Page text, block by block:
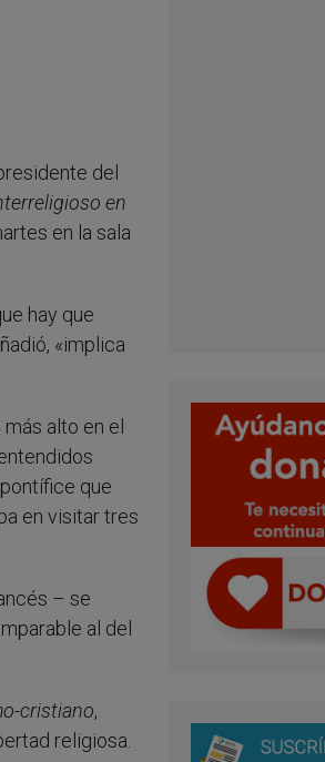
del
en
en la sala
hay que
«implica
alto en el
que
en visitar tres
– se
al del
cristiano,
religiosa.